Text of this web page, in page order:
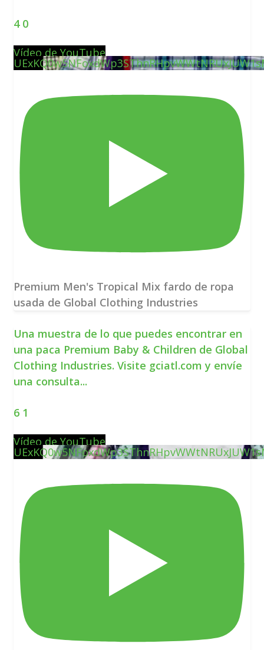
4 0
Vídeo de YouTube
Premium Men's Tropical Mix fardo de ropa
usada de Global Clothing Industries
Una muestra de lo que puedes encontrar en
una paca Premium Baby & Children de Global
Clothing Industries. Visite gciatl.com y envíe
una consulta...
6 1
Vídeo de YouTube